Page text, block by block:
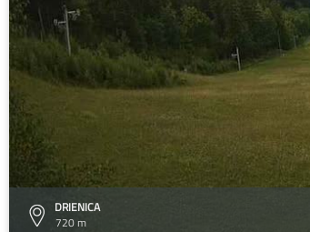
DRIENICA
720 m